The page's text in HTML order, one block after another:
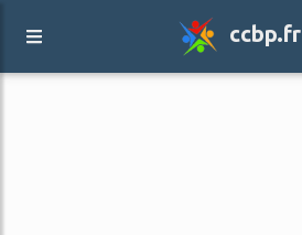
ccbp.fr